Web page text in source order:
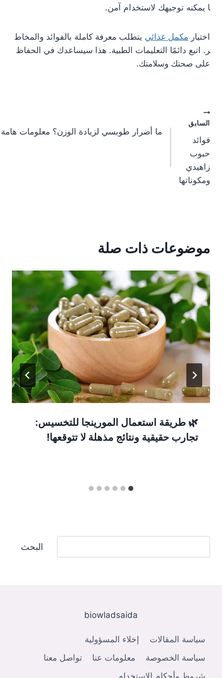
ا يمكنه توجيهك لاستخدام آمن.
اختيار مكمل غذائي يتطلب معرفة كاملة بالفوائد والمخاط
ر. اتبع دائمًا التعليمات الطبية. هذا سيساعدك في الحفاظ
على صحتك وسلامتك.
تصفّح
المقالات
السابق
فوائد
حبوب
زاهيدي
ومكوناتها
ما أضرار طوبسي لزيادة الوزن؟ معلومات
موضوعات ذات صلة
🌿 طريقة استعمال المورينجا للتخسيس:
تجارب حقيقية ونتائج مذهلة لا تتوقعها!
البحث
biowladsaida
سياسة المقالات
إخلاء المسؤولية
سياسة الخصوصة
معلومات عنا
تواصل معنا